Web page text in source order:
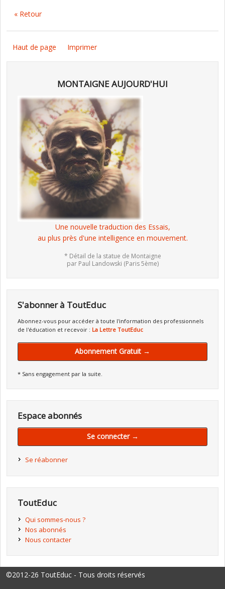
« Retour
Haut de page Imprimer
MONTAIGNE AUJOURD'HUI
Une nouvelle traduction des Essais,
au plus près d'une intelligence en mouvement.
* Détail de la statue de Montaigne
par Paul Landowski (Paris 5ème)
S'abonner à ToutEduc
Abonnez-vous pour accéder à toute l'information des professionnels
de l'éducation et recevoir : La Lettre ToutEduc
Abonnement Gratuit →
* Sans engagement par la suite.
Espace abonnés
Se connecter →
Se réabonner
ToutEduc
Qui sommes-nous ?
Nos abonnés
Nous contacter
©2012-26 ToutEduc - Tous droits réservés